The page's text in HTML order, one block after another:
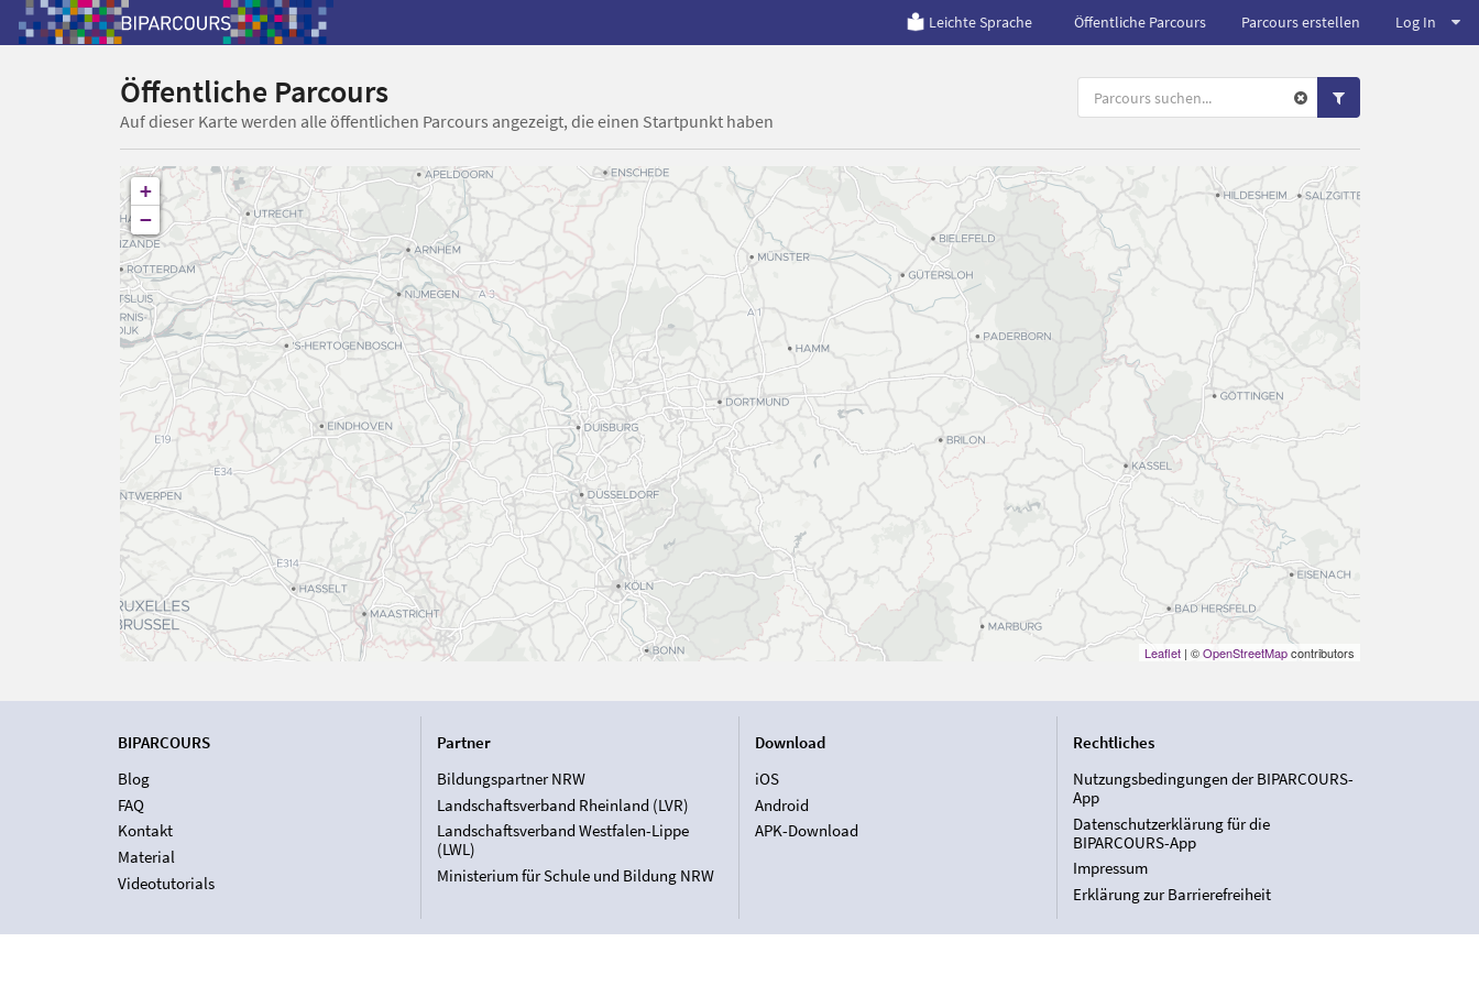
Leichte Sprache Öffentliche Parcours Parcours erstellen Log In
Öffentliche Parcours
Auf dieser Karte werden alle öffentlichen Parcours angezeigt, die einen Startpunkt haben
+
−
Leaflet| ©OpenStreetMapcontributors
BIPARCOURS
Blog
FAQ
Kontakt
Material
Videotutorials
Partner
Bildungspartner NRW
Landschaftsverband Rheinland (LVR)
Landschaftsverband Westfalen-Lippe
(LWL)
Ministerium für Schule und Bildung NRW
Download
iOS
Android
APK-Download
Rechtliches
Nutzungsbedingungen der BIPARCOURS-
App
Datenschutzerklärung für die
BIPARCOURS-App
Impressum
Erklärung zur Barrierefreiheit